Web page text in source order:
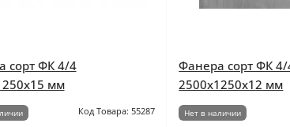
сорт ФК 4/4
мм
Код Товара: 55287
Фанера сорт ФК
2500x1250x12 мм
Нет в наличии